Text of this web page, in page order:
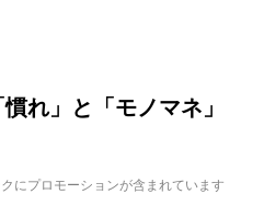
れ」と「モノマネ」
にプロモーションが含まれています